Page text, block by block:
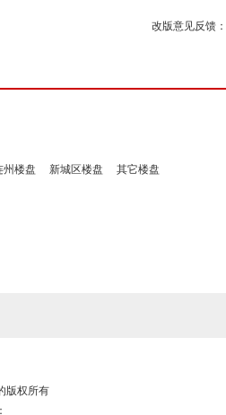
改版意见反馈：
州楼盘 新城区楼盘 其它楼盘
版权所有